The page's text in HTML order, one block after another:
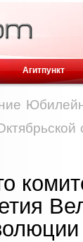
Агитпункт